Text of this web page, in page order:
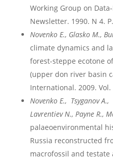
Working Group on
Newsletter. 1990. N 4.
Novenko E., Glasko M.,
climate dynamics and
forest-steppe ecotone
(upper don river basin
International. 2009. Vol.
Novenko E., Tsyganov A.,
Lavrentiev N., Payne R.,
palaeoenvironmental
Russia reconstructed
macrofossil and testate